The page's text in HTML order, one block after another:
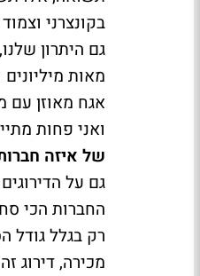
בקונצרני
גם היתרון
מאות
ואני פחות
של איזה
גם על
החברות הכי
מכירה, דירוג